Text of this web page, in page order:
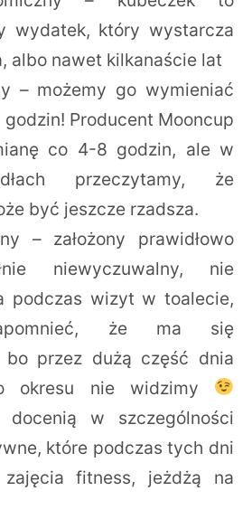
wydatek, który wystarcza
albo nawet kilkanaście lat
– możemy go wymieniać
Producent Mooncup
co 4-8 godzin, ale w
przeczytamy, że
być jeszcze rzadsza.
– założony prawidłowo
niewyczuwalny, nie
podczas wizyt w toalecie,
że ma się
bo przez dużą część dnia
okresu nie widzimy
w szczególności
które podczas tych dni
fitness, jeżdżą na